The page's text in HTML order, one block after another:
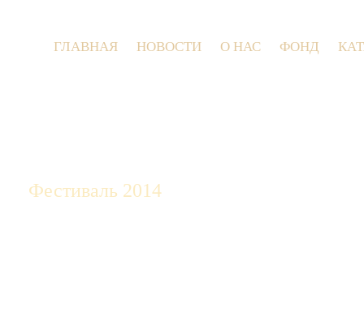
ГЛАВНАЯ НОВОСТИ О НАС ФОНД
Фестиваль 2014